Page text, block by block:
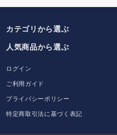
カテゴリから選ぶ
人気商品から選ぶ
ログイン
ご利用ガイド
プライバシーポリシー
特定商取引法に基づく表記